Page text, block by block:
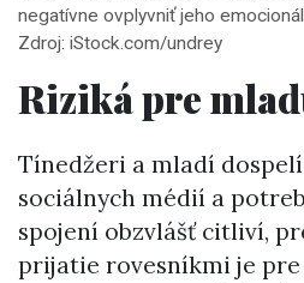
negatívne ovplyvniť jeho
Zdroj: iStock.com/undrey
Riziká pre
Tínedžeri a mladí
sociálnych médií a
spojení obzvlášť citliví,
prijatie rovesníkmi je pre